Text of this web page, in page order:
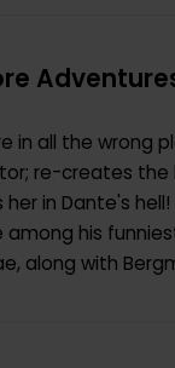
in all the wrong
re-creates
in Dante's
his
along with